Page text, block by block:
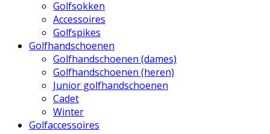
Golfsokken
Accessoires
Golfspikes
Golfhandschoenen
Golfhandschoenen (dames)
Golfhandschoenen (heren)
Junior golfhandschoenen
Cadet
Winter
Golfaccessoires